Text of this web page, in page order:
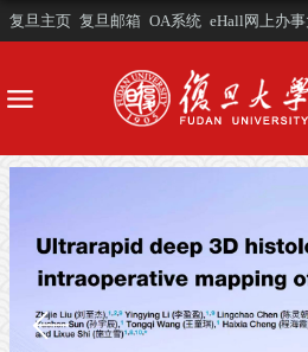
复旦主页 复旦邮箱 OA系统 eHall网上办